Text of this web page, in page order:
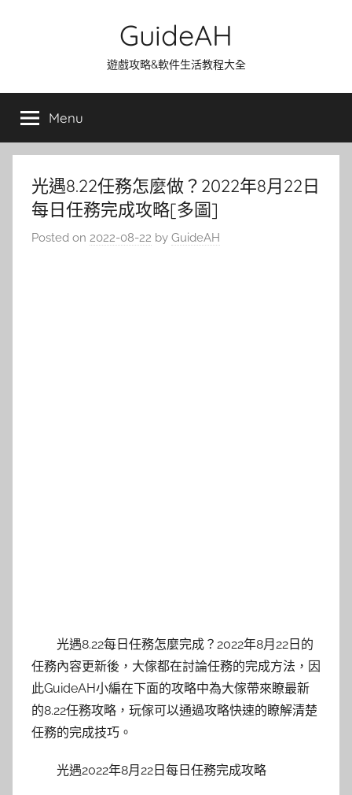
GuideAH
遊戲攻略&軟件生活教程大全
Menu
光遇8.22任務怎麼做？2022年8月22日
每日任務完成攻略[多圖]
Posted on 2022-08-22 by GuideAH
光遇8.22每日任務怎麼完成？2022年8月22日的
任務內容更新後，大傢都在討論任務的完成方法，因
此GuideAH小編在下面的攻略中為大傢帶來瞭最新
的8.22任務攻略，玩傢可以通過攻略快速的瞭解清楚
任務的完成技巧。
光遇2022年8月22日每日任務完成攻略